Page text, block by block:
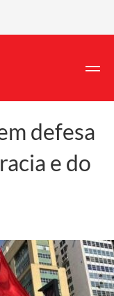
defesa
e do